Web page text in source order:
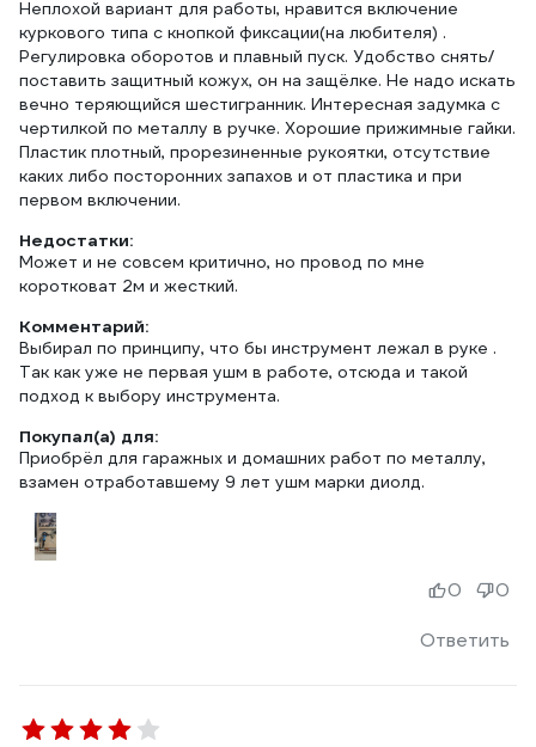
Неплохой вариант для работы, нравится включение
куркового типа с кнопкой фиксации(на любителя) .
Регулировка оборотов и плавный пуск. Удобство снять/
поставить защитный кожух, он на защёлке. Не надо искать
вечно теряющийся шестигранник. Интересная задумка с
чертилкой по металлу в ручке. Хорошие прижимные гайки.
Пластик плотный, прорезиненные рукоятки, отсутствие
каких либо посторонних запахов и от пластика и при
первом включении.
Недостатки:
Может и не совсем критично, но провод по мне
коротковат 2м и жесткий.
Комментарий:
Выбирал по принципу, что бы инструмент лежал в руке .
Так как уже не первая ушм в работе, отсюда и такой
подход к выбору инструмента.
Покупал(а) для:
Приобрёл для гаражных и домашних работ по металлу,
взамен отработавшему 9 лет ушм марки диолд.
Ответить
0 0